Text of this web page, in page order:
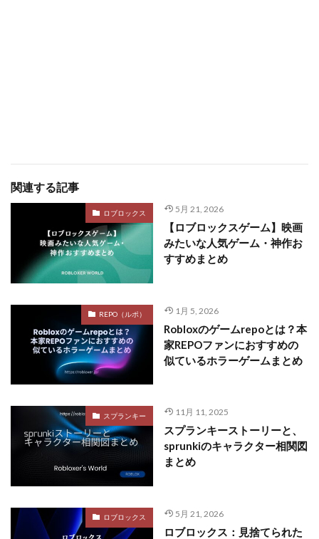
関連する記事
ロブロックス 5月 21, 2026
【ロブロックスゲーム】映画
みたいな人気ゲーム・神作お
すすめまとめ
REPO（ルポ） 1月 5, 2026
Robloxのゲームrepoとは？本
家REPOファンにおすすめの
似ているホラーゲームまとめ
スプランキー 11月 11, 2025
スプランキーストーリーと、
sprunkiのキャラクター相関図
まとめ
ロブロックス 5月 21, 2026
ロブロックス：見捨てられた